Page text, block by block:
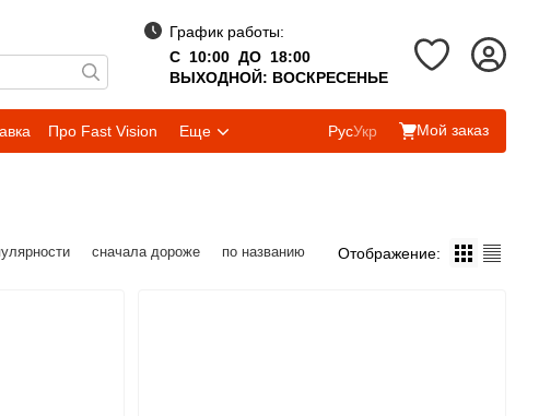
График работы:
С 10:00 ДО 18:00
ВЫХОДНОЙ: ВОСКРЕСЕНЬЕ
Про Fast Vision Еще РусУкр Мой заказ
сначала дороже по названию Отображение: